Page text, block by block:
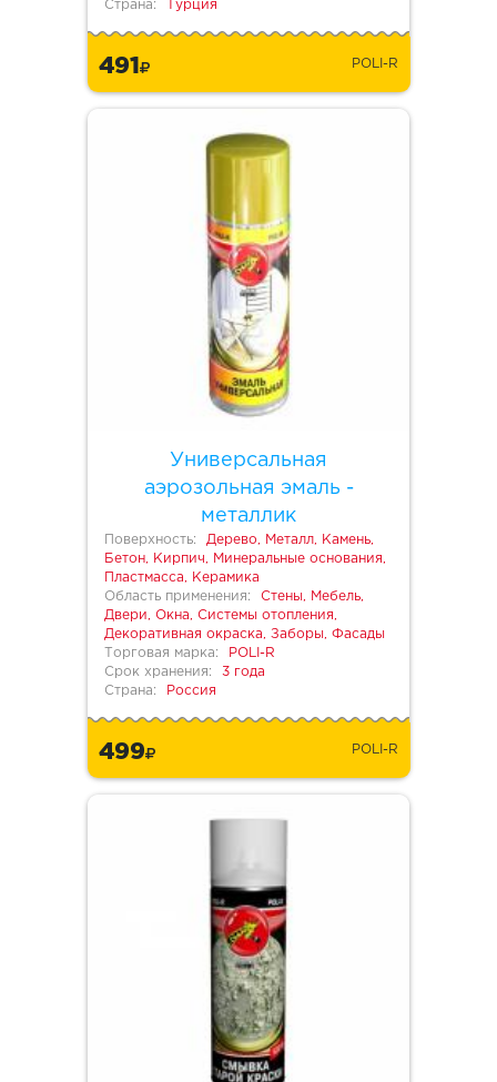
Страна: Турция
491 POLI-R
Универсальная
аэрозольная эмаль -
металлик
Поверхность:
Дерево, Металл, Камень,
Бетон, Кирпич, Минеральные основания,
Пластмасса, Керамика
Область применения:
Стены, Мебель,
Двери, Окна, Системы отопления,
Декоративная окраска, Заборы, Фасады
Торговая марка:
POLI-R
Срок хранения:
3 года
Страна:
Россия
499 POLI-R